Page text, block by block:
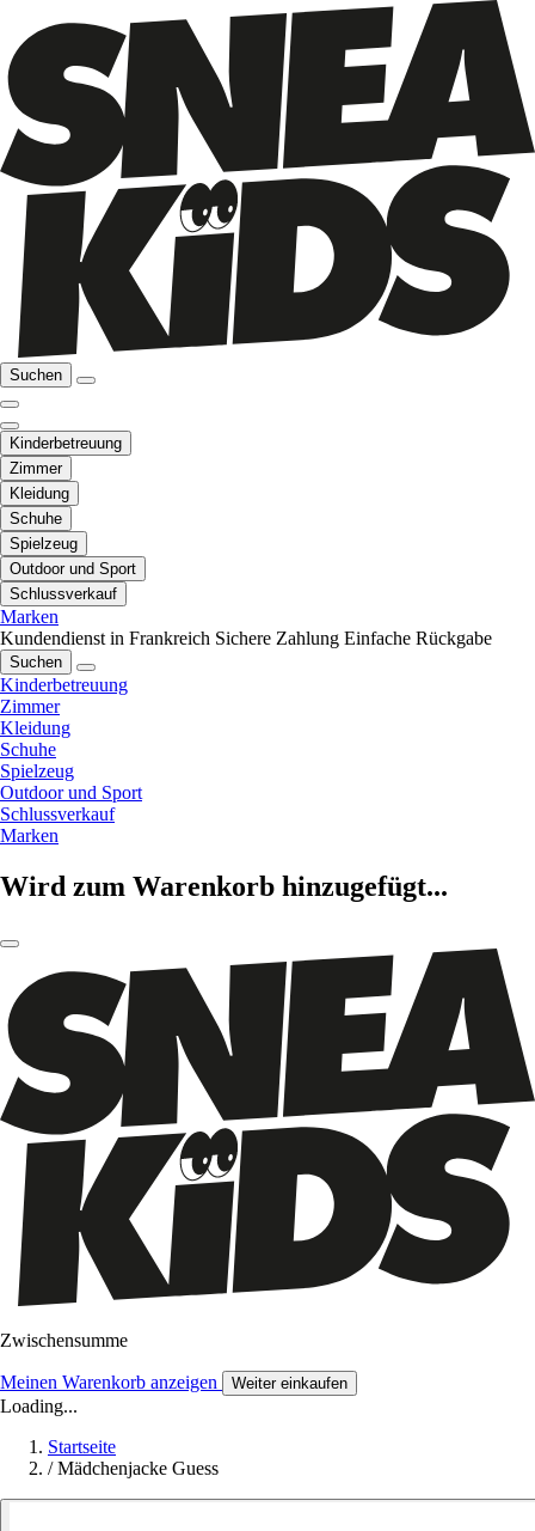
Suchen
Kinderbetreuung
Zimmer
Kleidung
Schuhe
Spielzeug
Outdoor und Sport
Schlussverkauf
Marken
Kundendienst in Frankreich Sichere Zahlung Einfache Rückgabe
Suchen
Kinderbetreuung
Zimmer
Kleidung
Schuhe
Spielzeug
Outdoor und Sport
Schlussverkauf
Marken
Wird zum Warenkorb hinzugefügt...
Zwischensumme
Meinen Warenkorb anzeigen Weiter einkaufen
Loading...
Startseite
/ Mädchenjacke Guess